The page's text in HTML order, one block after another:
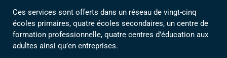
Ces services sont offerts dans un réseau de vingt-cinq
écoles primaires, quatre écoles secondaires, un centre de
formation professionnelle, quatre centres d’éducation aux
adultes ainsi qu’en entreprises.